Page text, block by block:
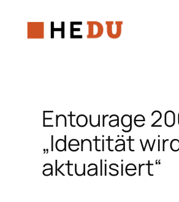
Inhalt
springen
Entourage
„Identität
aktualisiert“